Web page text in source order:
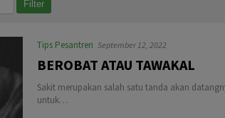
Tips Pesantren September 12, 2022
BEROBAT ATAU TAWAKAL
Sakit merupakan salah satu tanda akan
untuk…